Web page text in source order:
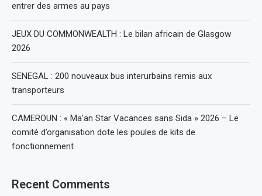
entrer des armes au pays
JEUX DU COMMONWEALTH : Le bilan africain de Glasgow
2026
SENEGAL : 200 nouveaux bus interurbains remis aux
transporteurs
CAMEROUN : « Ma’an Star Vacances sans Sida » 2026 – Le
comité d’organisation dote les poules de kits de
fonctionnement
Recent Comments